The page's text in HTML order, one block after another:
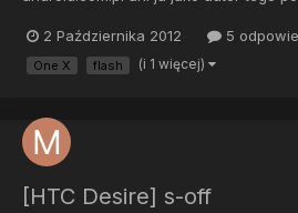
odpowiedzialność za ewentualne
sflashowaniu CWM nie będziesz
stockowego ROMu przez OTA -
2 Października 2012 5
One X flash (i 1 więcej)
[HTC Desire] s-off